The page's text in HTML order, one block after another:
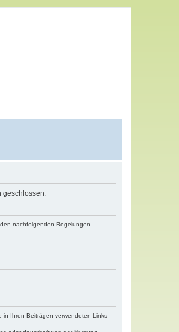
geschlossen:
den nachfolgenden Regelungen
in Ihren Beiträgen verwendeten Links